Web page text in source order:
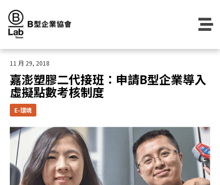
content
E-環境
嘉澎塑膠二代接班：申請B型企業導入
虛擬點數考核制度
11 月 29, 2018